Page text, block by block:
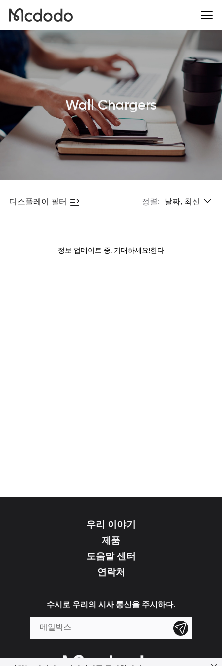
Wall Chargers
디스플레이 필터 정렬: 날짜, 최신
정보 업데이트 중, 기대하세요!한다
우리 이야기
제품
도움말 센터
연락처
수시로 우리의 시사 통신을 주시하다.